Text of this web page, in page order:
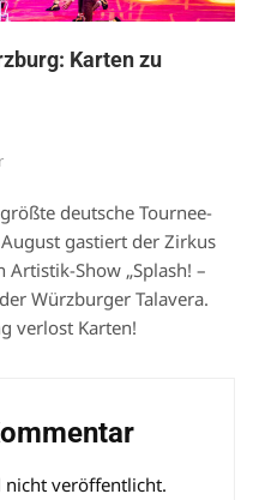
Karten zu
deutsche Tournee-
gastiert der Zirkus
Show „Splash! –
Würzburger Talavera.
verlost Karten!
nicht veröffentlicht.